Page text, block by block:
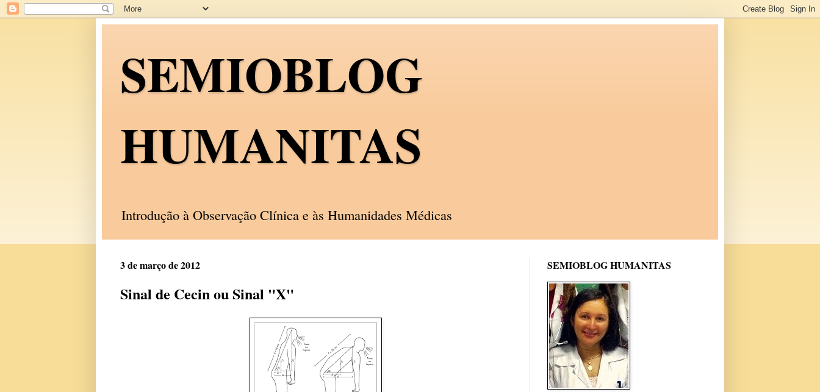
SEMIOBLOG
HUMANITAS
Introdução à Observação Clínica e às Humanidades Médicas
3 de março de 2012
Sinal de Cecin ou Sinal "X"
SEMIOBLOG HUMANITAS